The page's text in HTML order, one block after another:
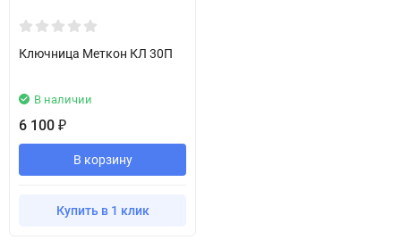
Ключница Меткон КЛ 30П
В наличии
6 100 ₽
В корзину
Купить в 1 клик